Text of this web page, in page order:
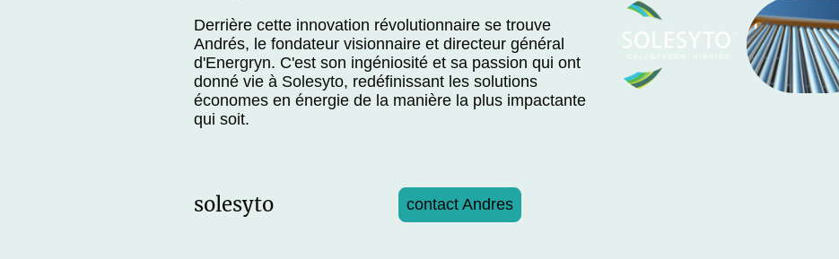
Derrière cette innovation révolutionnaire se trouve
Andrés, le fondateur visionnaire et directeur général
d'Energryn. C'est son ingéniosité et sa passion qui ont
donné vie à Solesyto, redéfinissant les solutions
économes en énergie de la manière la plus impactante
qui soit.
solesyto contact Andres